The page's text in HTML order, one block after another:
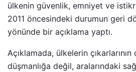
ülkenin güvenlik, emniyet ve
2011 öncesindeki durumun geri
yönünde bir açıklama yaptı.
Açıklamada, ülkelerin çıkarlarının
düşmanlığa değil, aralarındaki